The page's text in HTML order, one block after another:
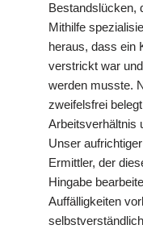
Bestandslücken,
Mithilfe
heraus, dass ein
verstrickt war
werden musste.
zweifelsfrei
Arbeitsverhältnis
Unser
Ermittler, der
Hingabe
Auffälligkeiten